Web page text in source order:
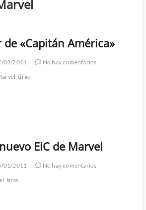
«Capitán América»
02/2011
No hay comentarios
tiras
EiC de Marvel
01/2011
No hay comentarios
tiras